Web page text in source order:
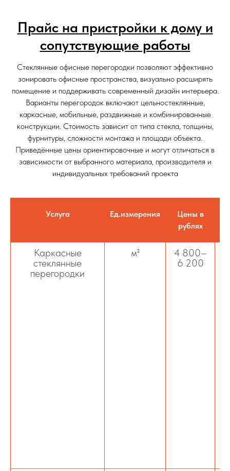
Прайс на пристройки к дому и
сопутствующие работы
Стеклянные офисные перегородки позволяют эффективно
зонировать офисные пространства, визуально расширять
помещение и поддерживать современный дизайн интерьера.
Варианты перегородок включают цельностеклянные,
каркасные, мобильные, раздвижные и комбинированные
конструкции. Стоимость зависит от типа стекла, толщины,
фурнитуры, сложности монтажа и площади объекта.
Приведённые цены ориентировочные и могут отличаться в
зависимости от выбранного материала, производителя и
индивидуальных требований проекта
Услуга Ед.измерения
Цены в
рублях
Каркасные
стеклянные
перегородки
м²
4 800–
6 200